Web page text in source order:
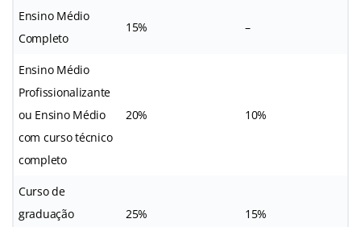
Ensino Médio
Completo
15% –
Ensino Médio
Profissionalizante
ou Ensino Médio
com curso técnico
completo
20% 10%
Curso de
graduação
25% 15%